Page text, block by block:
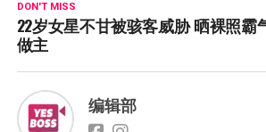
DON'T MISS
22岁女星不甘被骇客威胁 晒裸照霸
做主
编辑部